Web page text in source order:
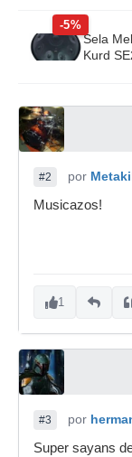
-5%
Sela
Kurd
#2 por
Musicazos!
1
#3 por
Super sayans